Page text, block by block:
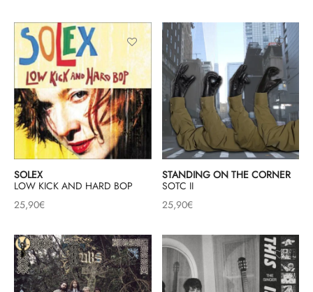
SOLEX
LOW KICK AND HARD BOP
25,90€
STANDING ON THE CORNER
SOTC II
25,90€